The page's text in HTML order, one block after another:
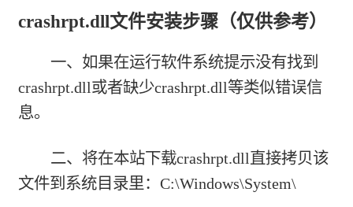
crashrpt.dll文件安装步骤（仅供参考）
一、如果在运行软件系统提示没有找到
crashrpt.dll或者缺少crashrpt.dll等类似错误信
息。
二、将在本站下载crashrpt.dll直接拷贝该
文件到系统目录里：C:\Windows\System\